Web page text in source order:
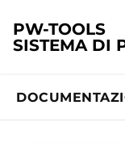
PW-TOOLS
SISTEMA DI